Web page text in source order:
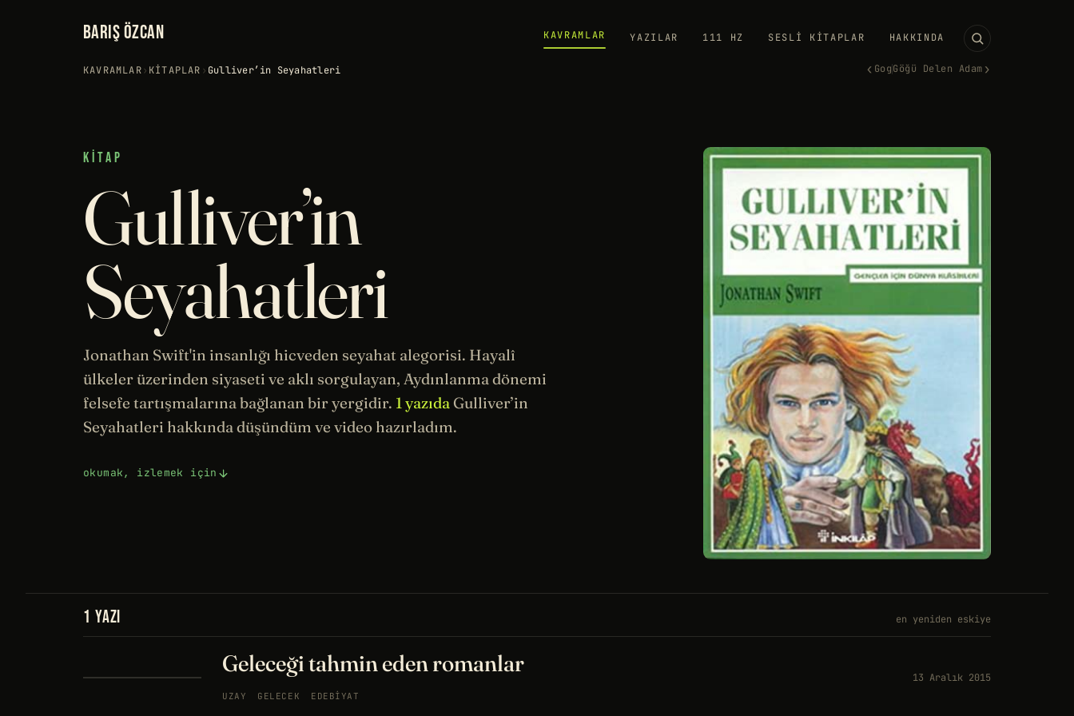
BARIŞ ÖZCAN KAVRAMLAR YAZILAR 111 HZ SESLI KITAPLAR HAKKINDA
KAVRAMLAR› KITAPLAR › Gulliver’in Seyahatleri ‹ GogGöğü Delen Adam ›
KITAP
Gulliver’in
Seyahatleri
Jonathan Swift'in insanlığı hicveden seyahat alegorisi. Hayalî
ülkeler üzerinden siyaseti ve aklı sorgulayan, Aydınlanmadönemi
felsefe tartışmalarına bağlanan bir yergidir. 1 yazıda Gulliver’in
Seyahatleri hakkında düşündüm ve video hazırladım.
okumak, izlemek için
1 YAZI en yeniden eskiye
Geleceği tahmin eden romanlar
UZAY GELECEK EDEBIYAT
13 Aralık 2015